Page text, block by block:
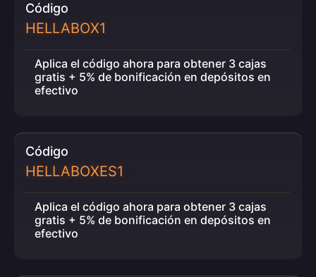
Código
HELLABOX1
Aplica el código ahora para obtener 3 cajas
gratis + 5% de bonificación en depósitos en
efectivo
Código
HELLABOXES1
Aplica el código ahora para obtener 3 cajas
gratis + 5% de bonificación en depósitos en
efectivo